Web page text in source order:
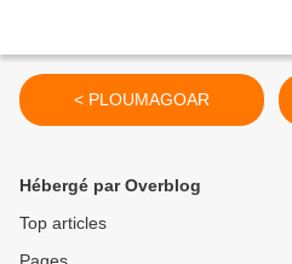
< PLOUMAGOAR
Hébergé par Overblog
Top articles
Pages